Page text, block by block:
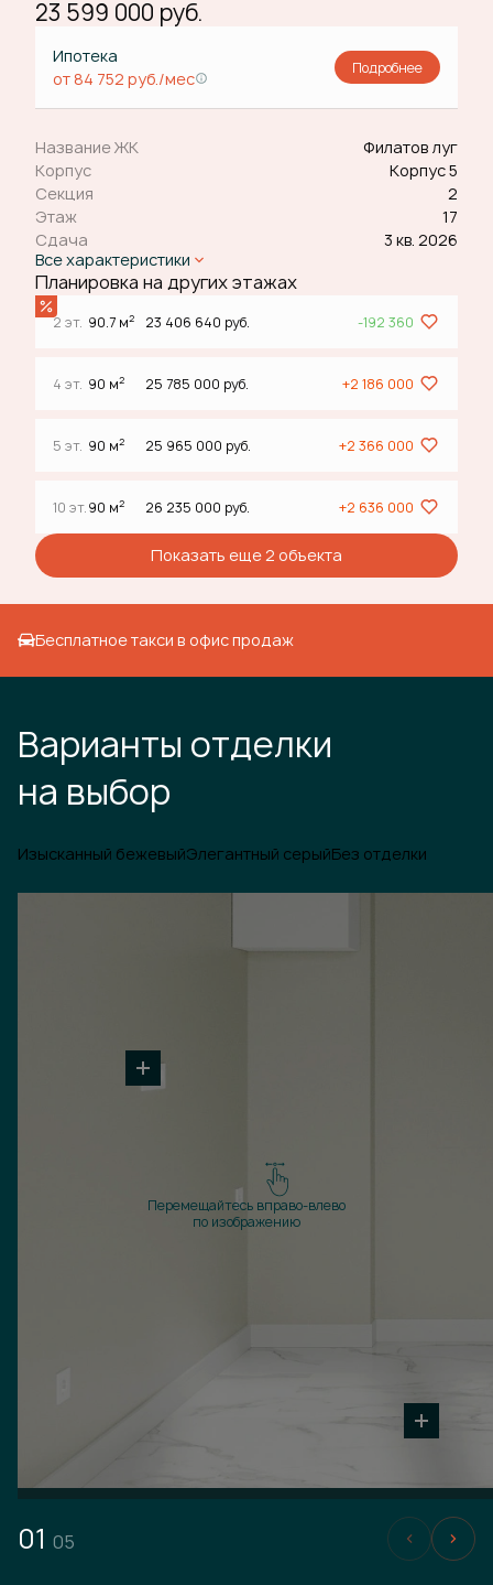
23 599 000 руб.
Ипотека
от 84 752 руб./мес
Подробнее
Название ЖК
Филатов луг
Корпус
Корпус 5
Секция
2
Этаж
17
Сдача
3 кв. 2026
Все характеристики
Планировка на других этажах
2 эт. 90.7 м2 23 406 640 руб. -192 360
4 эт. 90 м2 25 785 000 руб. +2 186 000
5 эт. 90 м2 25 965 000 руб. +2 366 000
10 эт.90 м2 26 235 000 руб. +2 636 000
Показать еще 2 объектa
Бесплатное такси в офис продаж
Варианты отделки
на выбор
Изысканный бежевыйЭлегантный серыйБез отделки
Перемещайтесь вправо-влево
по изображению
01 05